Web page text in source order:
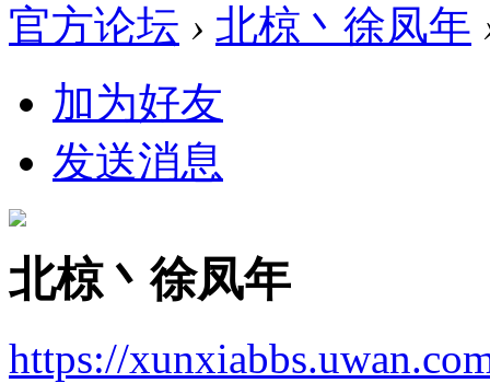
官方论坛 › 北椋丶徐凤年
加为好友
发送消息
北椋丶徐凤年
https://